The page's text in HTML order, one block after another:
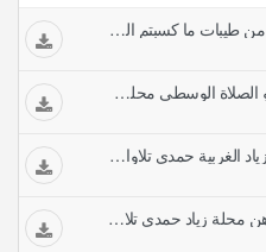
البقرة يا أيها الذين آمنوا أنفقوا من طيبات ما كسبتم السمارة مركز تمي الأمديد حمدي تلاوات خاشعة
البقرة حافظوا على الصلوات و الصلاة الوسطى محلة زياد حمدي تلاوات خاشعة
البقرة وإذ ابتلى إبراهيم محلة زياد الغربية حمدي تلاوات خاشعة
البقرة والوالدات يرضعن أولادهن محلة زياد حمدي تلاوات خاشعة